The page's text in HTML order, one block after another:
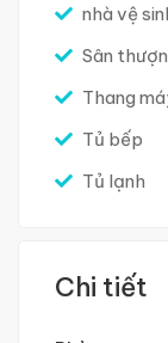
nhà vệ
Sân
Thang
Tủ bếp
Tủ lạnh
Chi tiết